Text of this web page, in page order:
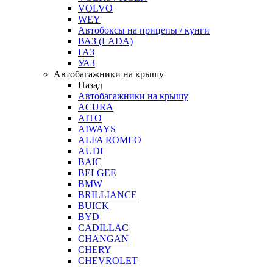
VOLVO
WEY
Автобоксы на прицепы / кунги
ВАЗ (LADA)
ГАЗ
УАЗ
Автобагажники на крышу
Назад
Автобагажники на крышу
ACURA
AITO
AIWAYS
ALFA ROMEO
AUDI
BAIC
BELGEE
BMW
BRILLIANCE
BUICK
BYD
CADILLAC
CHANGAN
CHERY
CHEVROLET